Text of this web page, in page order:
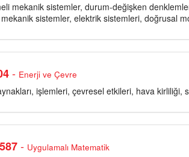
mekanik sistemler, durum-değişken
sistemler, elektrik sistemleri, doğrusal
- Enerji ve Çevre
işlemleri, çevresel etkileri, hava kirliliği,
- Uygulamalı Matematik